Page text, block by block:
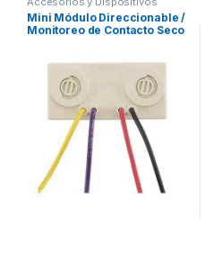
Direccionables, Detección de
Fuego
Mini Módulo Direccionable /
Monitoreo de Contacto Seco